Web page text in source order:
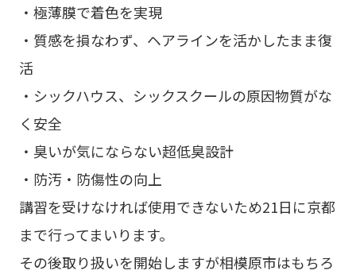
・極薄膜で着色を実現
・質感を損なわず、ヘアラインを活かしたまま復
活
・シックハウス、シックスクールの原因物質がな
く安全
・臭いが気にならない超低臭設計
・防汚・防傷性の向上
講習を受けなければ使用できないため21日に京都
まで行ってまいります。
その後取り扱いを開始しますが相模原市はもちろ